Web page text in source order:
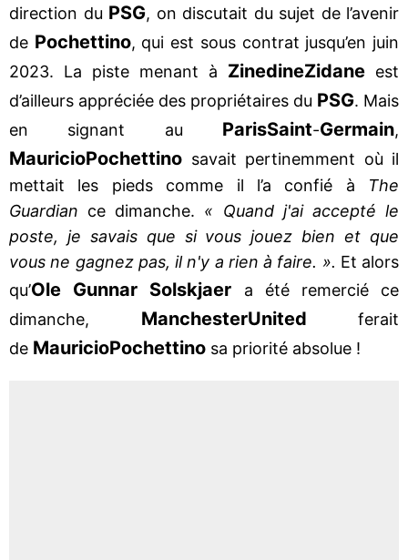
direction du PSG, on discutait du sujet de l’avenir
de Pochettino, qui est sous contrat jusqu’en juin
2023. La piste menant à ZinedineZidane est
d’ailleurs appréciée des propriétaires du PSG. Mais
en signant au ParisSaint-Germain,
MauricioPochettino savait pertinemment où il
mettait les pieds comme il l’a confié à The
Guardian ce dimanche. « Quand j'ai accepté le
poste, je savais que si vous jouez bien et que
vous ne gagnez pas, il n'y a rien à faire. ». Et alors
qu’Ole Gunnar Solskjaer a été remercié ce
dimanche, ManchesterUnited ferait
de MauricioPochettino sa priorité absolue !